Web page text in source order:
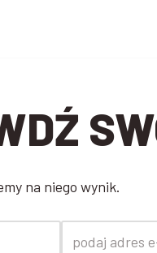
na niego wynik.